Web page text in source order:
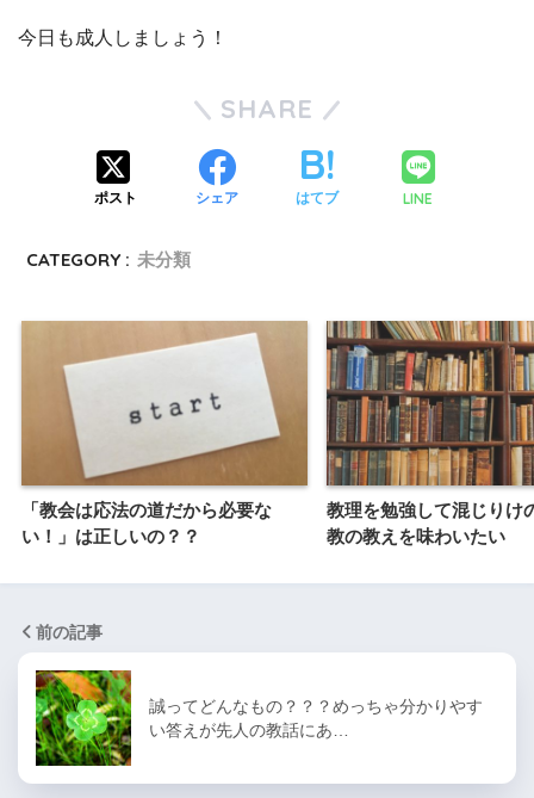
今日も成人しましょう！
SHARE
ポスト シェア はてブ LINE
CATEGORY : 未分類
「教会は応法の道だから必要な
い！」は正しいの？？
教理を勉強して混じりけ
教の教えを味わいたい
前の記事
誠ってどんなもの？？？めっちゃ分かりやす
い答えが先人の教話にあ…